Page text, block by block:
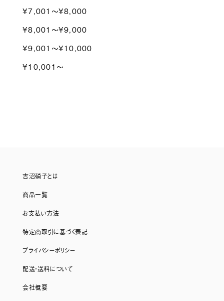
¥7,001〜¥8,000
¥8,001〜¥9,000
¥9,001〜¥10,000
¥10,001〜
吉沼硝子とは
商品一覧
お支払い方法
特定商取引に基づく表記
プライバシーポリシー
配送・送料について
会社概要